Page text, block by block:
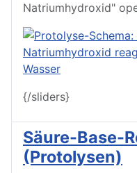
Natriumhydroxid"
{/sliders}
Säure-Base-
(Protolysen)